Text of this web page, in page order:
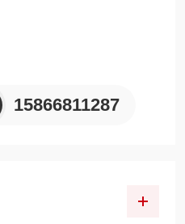
15866811287